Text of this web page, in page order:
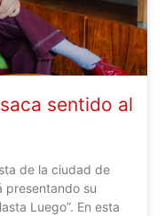
sentido al
de la ciudad de
presentando su
Luego”. En esta